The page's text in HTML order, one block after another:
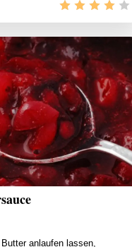
anlaufen lassen,